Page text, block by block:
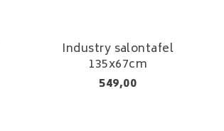
Industry salontafel
135x67cm
549,00